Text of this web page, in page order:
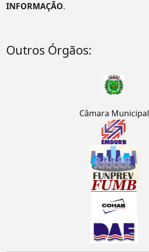
INFORMAÇÃO.
Outros Órgãos:
Câmara Municipal